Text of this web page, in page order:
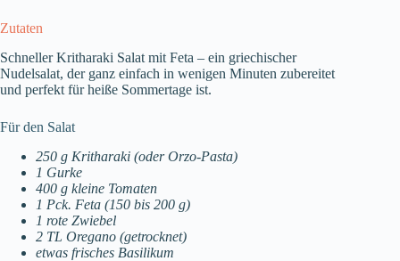
Zutaten
Schneller Kritharaki Salat mit Feta – ein griechischer
Nudelsalat, der ganz einfach in wenigen Minuten zubereitet
und perfekt für heiße Sommertage ist.
Für den Salat
250 g Kritharaki (oder Orzo-Pasta)
1 Gurke
400 g kleine Tomaten
1 Pck. Feta (150 bis 200 g)
1 rote Zwiebel
2 TL Oregano (getrocknet)
etwas frisches Basilikum